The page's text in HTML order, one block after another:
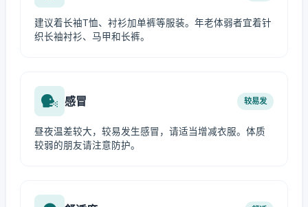
建议着长袖T恤、衬衫加单裤等服装。年老体弱者宜着针
织长袖衬衫、马甲和长裤。
感冒 较易发
昼夜温差较大，较易发生感冒，请适当增减衣服。体质
较弱的朋友请注意防护。